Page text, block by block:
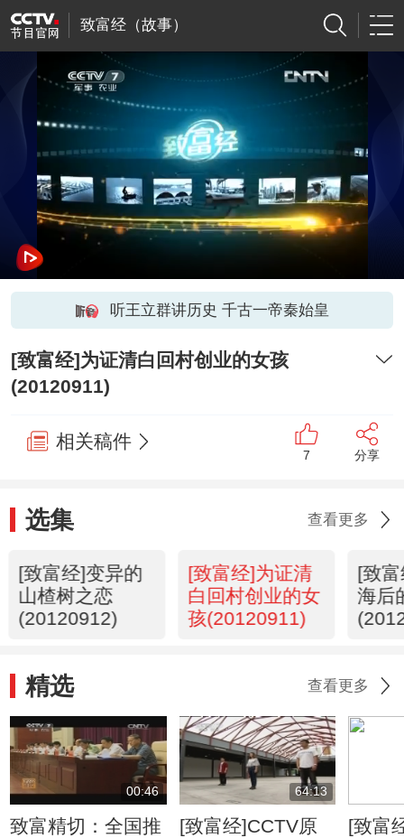
致富经（故事）
听王立群讲历史 千古一帝秦始皇
[致富经]为证清白回村创业的女孩
(20120911)
相关稿件
7 分享
选集 查看更多
[致富经]变异的
山楂树之恋
(20120912)
[致富经]为证清
白回村创业的女
孩(20120911)
[致
海后
精选 查看更多
00:46
致富精切：全国推
64:13
[致富经]CCTV原
[致富